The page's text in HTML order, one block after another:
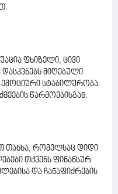
ფხიზელი, ცივი
მიღებული
სტაბილურობა.
წარმოებისგან.
თანხა, რომელსაც დიდი
თქვენს ფინანსურ
და ჩანაფიქრების